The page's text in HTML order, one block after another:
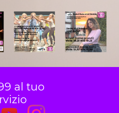
al tuo